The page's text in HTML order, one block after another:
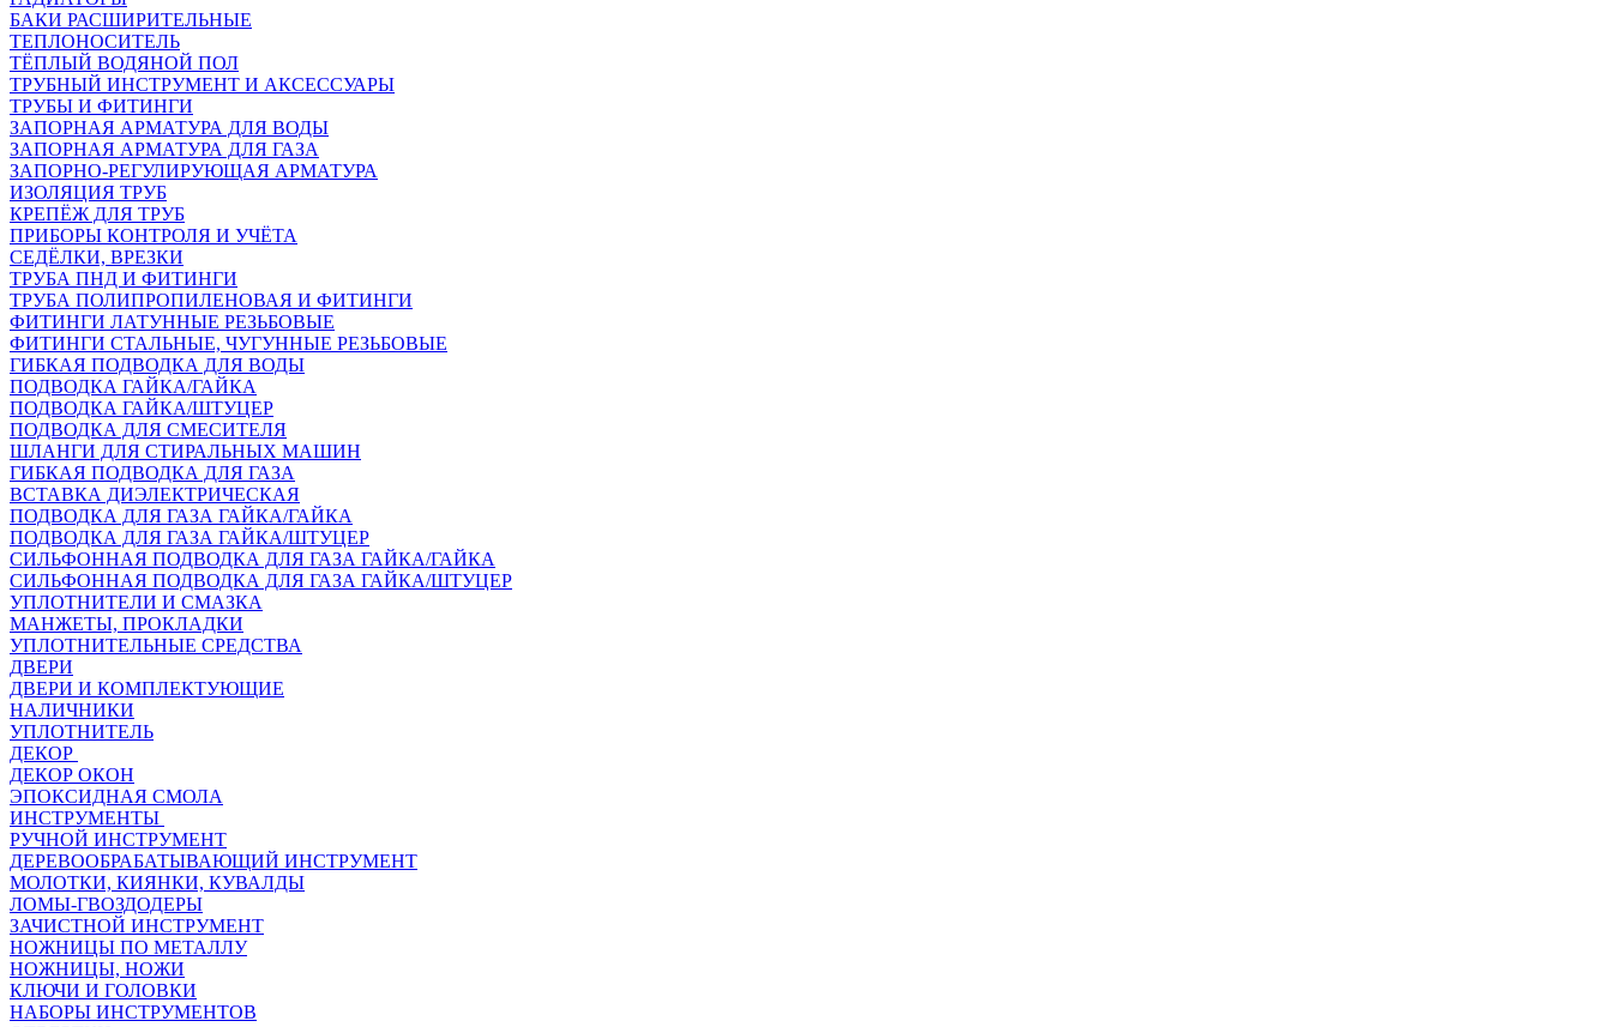
БАКИ РАСШИРИТЕЛЬНЫЕ
ТЕПЛОНОСИТЕЛЬ
ТЁПЛЫЙ ВОДЯНОЙ ПОЛ
ТРУБНЫЙ ИНСТРУМЕНТ И АКСЕССУАРЫ
ТРУБЫ И ФИТИНГИ
ЗАПОРНАЯ АРМАТУРА ДЛЯ ВОДЫ
ЗАПОРНАЯ АРМАТУРА ДЛЯ ГАЗА
ЗАПОРНО-РЕГУЛИРУЮЩАЯ АРМАТУРА
ИЗОЛЯЦИЯ ТРУБ
КРЕПЁЖ ДЛЯ ТРУБ
ПРИБОРЫ КОНТРОЛЯ И УЧЁТА
СЕДЁЛКИ, ВРЕЗКИ
ТРУБА ПНД И ФИТИНГИ
ТРУБА ПОЛИПРОПИЛЕНОВАЯ И ФИТИНГИ
ФИТИНГИ ЛАТУННЫЕ РЕЗЬБОВЫЕ
ФИТИНГИ СТАЛЬНЫЕ, ЧУГУННЫЕ РЕЗЬБОВЫЕ
ГИБКАЯ ПОДВОДКА ДЛЯ ВОДЫ
ПОДВОДКА ГАЙКА/ГАЙКА
ПОДВОДКА ГАЙКА/ШТУЦЕР
ПОДВОДКА ДЛЯ СМЕСИТЕЛЯ
ШЛАНГИ ДЛЯ СТИРАЛЬНЫХ МАШИН
ГИБКАЯ ПОДВОДКА ДЛЯ ГАЗА
ВСТАВКА ДИЭЛЕКТРИЧЕСКАЯ
ПОДВОДКА ДЛЯ ГАЗА ГАЙКА/ГАЙКА
ПОДВОДКА ДЛЯ ГАЗА ГАЙКА/ШТУЦЕР
СИЛЬФОННАЯ ПОДВОДКА ДЛЯ ГАЗА ГАЙКА/ГАЙКА
СИЛЬФОННАЯ ПОДВОДКА ДЛЯ ГАЗА ГАЙКА/ШТУЦЕР
УПЛОТНИТЕЛИ И СМАЗКА
МАНЖЕТЫ, ПРОКЛАДКИ
УПЛОТНИТЕЛЬНЫЕ СРЕДСТВА
ДВЕРИ
ДВЕРИ И КОМПЛЕКТУЮЩИЕ
НАЛИЧНИКИ
УПЛОТНИТЕЛЬ
ДЕКОР
ДЕКОР ОКОН
ЭПОКСИДНАЯ СМОЛА
ИНСТРУМЕНТЫ
РУЧНОЙ ИНСТРУМЕНТ
ДЕРЕВООБРАБАТЫВАЮЩИЙ ИНСТРУМЕНТ
МОЛОТКИ, КИЯНКИ, КУВАЛДЫ
ЛОМЫ-ГВОЗДОДЕРЫ
ЗАЧИСТНОЙ ИНСТРУМЕНТ
НОЖНИЦЫ ПО МЕТАЛЛУ
НОЖНИЦЫ, НОЖИ
КЛЮЧИ И ГОЛОВКИ
НАБОРЫ ИНСТРУМЕНТОВ